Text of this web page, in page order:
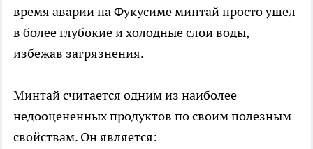
время аварии на Фукусиме минтай просто ушел
в более глубокие и холодные слои воды,
избежав загрязнения.
Минтай считается одним из наиболее
недооцененных продуктов по своим полезным
свойствам. Он является: